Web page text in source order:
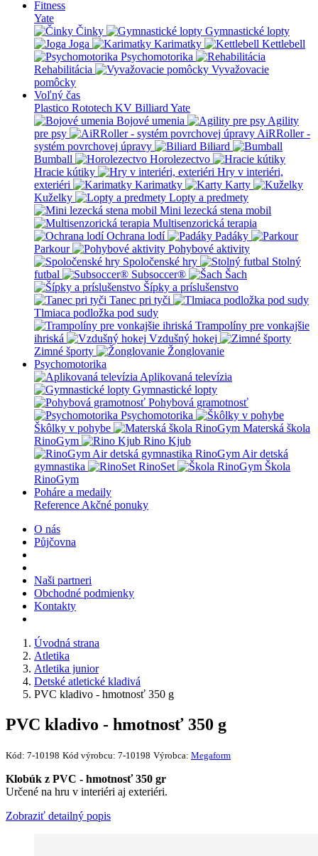
Fitness
Yate
Činky
Gymnastické lopty
Joga
Karimatky
Kettlebell
Psychomotorika
Rehabilitácia
Vyvažovacie
pomôcky
Voľný čas
Plastico Rototech KV Billiard Yate
Bojové umenia
Agility
pre psy
AiRRoller -
systém povrchovej úpravy
Biliard
Bumball
Horolezectvo
Hracie kútiky
Hry v interiéri,
exteriéri
Karimatky
Karty
Kuželky
Lopty a predmety
Mini lezecká stena mobil
Multisenzorická terapia
Ochrana lodí
Padáky
Parkour
Pohybové aktivity
Spoločenské hry
Stolný
futbal
Subsoccer®
Šach
Šípky a príslušenstvo
Tanec pri tyči
Tlmiaca podložka pod sudy
Trampolíny pre vonkajšie
ihriská
Vzdušný hokej
Zimné športy
Žonglovanie
Psychomotorika
Aplikovaná televízia
Gymnastické lopty
Pohybová gramotnosť
Psychomotorika
Škôlky v pohybe
Materská škola
RinoGym
Rino Kjub
RinoGym Air detská
gymnastika
RinoSet
Škola
RinoGym
Poháre a medaily
Reference Akčné ponuky
O nás
Půjčovna
Naši partneri
Obchodné podmienky
Kontakty
Úvodná strana
Atletika
Atletika junior
Detské atletické kladivá
PVC kladivo - hmotnosť 350 g
PVC kladivo - hmotnosť 350 g
Kód: 7-10198 Kód výrobcu: 7-10198 Výrobca: Megaform
Klobúk z PVC - hmotnosť 350 gr
Určené na hru v interiéri aj exteriéri.
Zobraziť detailný popis